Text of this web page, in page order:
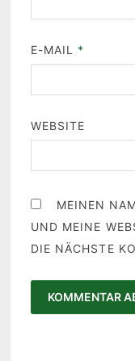
E-MAIL *
WEBSITE
MEINEN
UND MEINE
DIE NÄCHSTE